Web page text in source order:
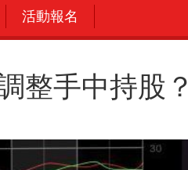
活動報名
整手中持股？